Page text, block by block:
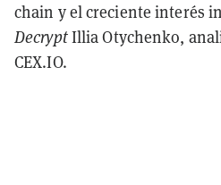
chain y el creciente interés
DecryptIllia Otychenko,
CEX.IO.